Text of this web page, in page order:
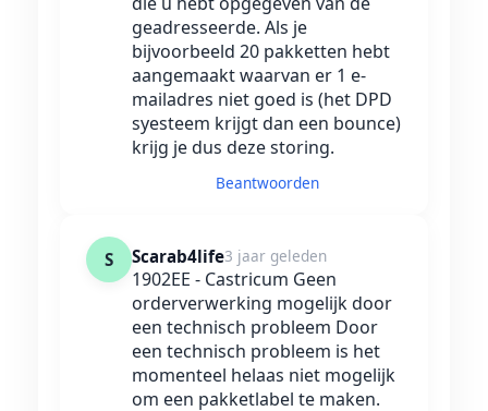
geadresseerde. Als je
bijvoorbeeld 20 pakketten hebt
aangemaakt waarvan er 1 e-
mailadres niet goed is (het DPD
syesteem krijgt dan een bounce)
krijg je dus deze storing.
Beantwoorden
S Scarab4life3 jaar geleden
1902EE - Castricum Geen
orderverwerking mogelijk door
een technisch probleem Door
een technisch probleem is het
momenteel helaas niet mogelijk
om een pakketlabel te maken.